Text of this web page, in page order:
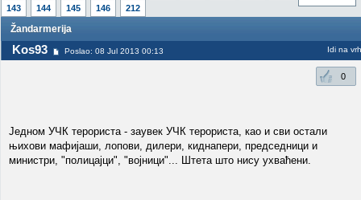
143
144 145 146 212
Žandarmerija
Kos93 Poslao: 08 Jul 2013 00:13 Idi na vrh
0
Једном УЧК терориста - заувек УЧК терориста, као и сви остали
њихови мафијаши, лопови, дилери, киднапери, председници и
министри, "полицајци", "војници"... Штета што нису ухваћени.